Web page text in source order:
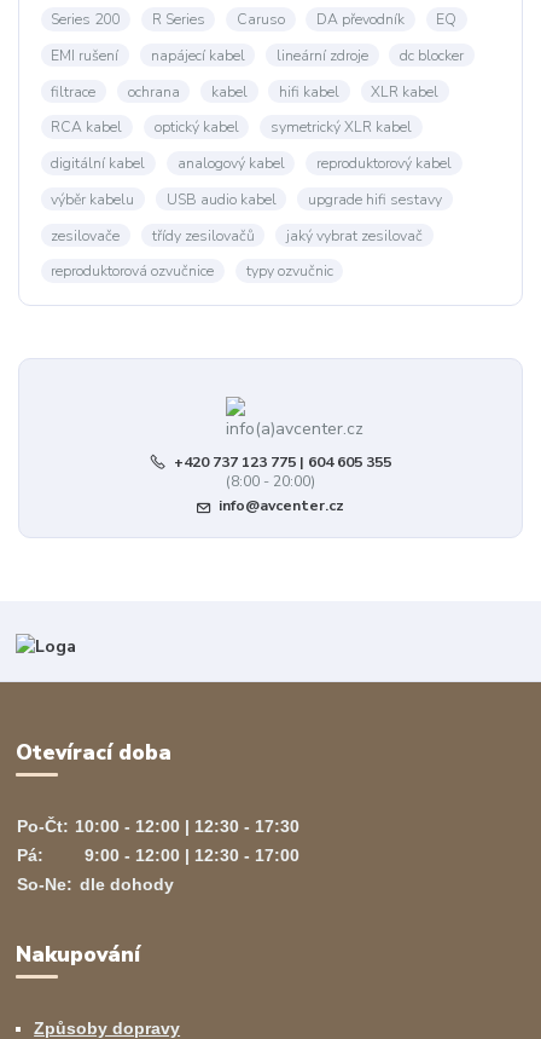
Series 200
R Series Caruso DA převodník
EQ
EMI rušení
napájecí kabel lineární zdroje
dc blocker
filtrace
ochrana kabel hifi kabel
XLR kabel
RCA kabel
optický kabel
symetrický XLR kabel
digitální kabel
analogový kabel
reproduktorový kabel
výběr kabelu
USB audio kabel
upgrade hifi sestavy
zesilovače
třídy zesilovačů
jaký vybrat zesilovač
reproduktorová ozvučnice
typy ozvučnic
+420 737 123 775 | 604 605 355
(8:00 - 20:00)
info@avcenter.cz
Otevírací doba
Po-Čt: 10:00 - 12:00 | 12:30 - 17:30
Pá:
9:00 - 12:00 | 12:30 - 17:00
So-Ne: dle dohody
Nakupování
Způsoby dopravy